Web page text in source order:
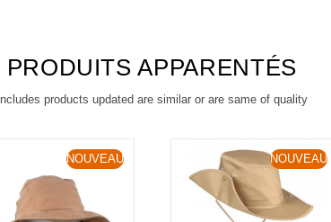
PRODUITS APPARENTÉS
Includes products updated are similar or are same of quality
NOUVEAU NOUVEAU